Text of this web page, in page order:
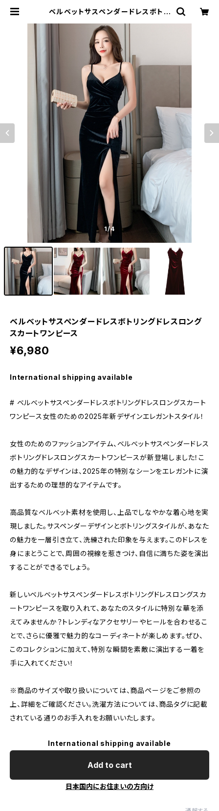
ベルベットサスペンダードレスボトリ
| signal 日本未入荷勢揃い！全品送
料無料です♪
1/4
ベルベットサスペンダードレスボトリングドレスロング
スカートワンピース
¥6,980
International shipping available
# ベルベットサスペンダードレスボトリングドレスロングスカート
ワンピース女性のための2025年新デザインエレガントスタイル！
女性のためのファッションアイテム、ベルベットサスペンダードレス
ボトリングドレスロングスカートワンピースが新登場しました！こ
の魅力的なデザインは、2025年の特別なシーンをエレガントに演
出するための理想的なアイテムです。
高品質なベルベット素材を使用し、上品でしなやかな着心地を実
現しました。サスペンダーデザインとボトリングスタイルが、あなた
の魅力を一層引き立て、洗練された印象を与えます。このドレスを
身にまとうことで、周囲の視線を惹きつけ、自信に満ちた姿を演出
することができるでしょう。
新しいベルベットサスペンダードレスボトリングドレスロングスカ
ートワンピースを取り入れて、あなたのスタイルに特別な華を添
えてみませんか？トレンディなアクセサリーやヒールを合わせるこ
とで、さらに優雅で魅力的なコーディネートが楽しめます。ぜひ、
このコレクションに加えて、特別な瞬間を素敵に演出する一着を
手に入れてください！
※商品のサイズや取り扱いについては、商品ページをご参照の
上、詳細をご確認ください。洗濯方法については、商品タグに記載
されている通りのお手入れをお願いいたします。
International shipping available
Add to cart
日本国内にお住まいの方向け